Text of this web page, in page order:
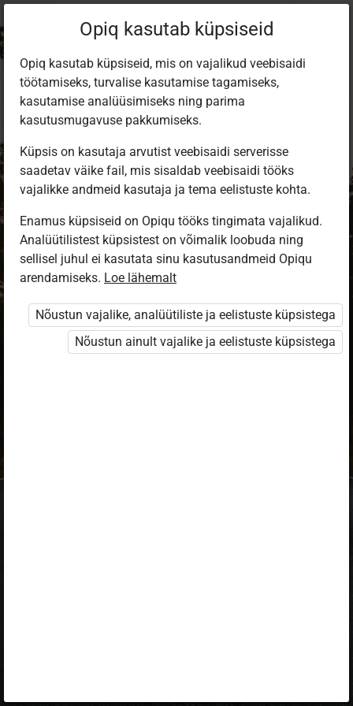
Sisene Opiqusse
Vali, kuidas end tuvastada
eKool
Stuudium
Opiq
HarID
Opiq kasutab küpsiseid
Opiq kasutab küpsiseid, mis on vajalikud veebisaidi
töötamiseks, turvalise kasutamise tagamiseks,
kasutamise analüüsimiseks ning parima
kasutusmugavuse pakkumiseks.
Küpsis on kasutaja arvutist veebisaidi serverisse
saadetav väike fail, mis sisaldab veebisaidi tööks
vajalikke andmeid kasutaja ja tema eelistuste kohta.
Enamus küpsiseid on Opiqu tööks tingimata vajalikud.
Analüütilistest küpsistest on võimalik loobuda ning
sellisel juhul ei kasutata sinu kasutusandmeid Opiqu
arendamiseks. Loe lähemalt
Nõustun vajalike, analüütiliste ja eelistuste küpsistega
Nõustun ainult vajalike ja eelistuste küpsistega